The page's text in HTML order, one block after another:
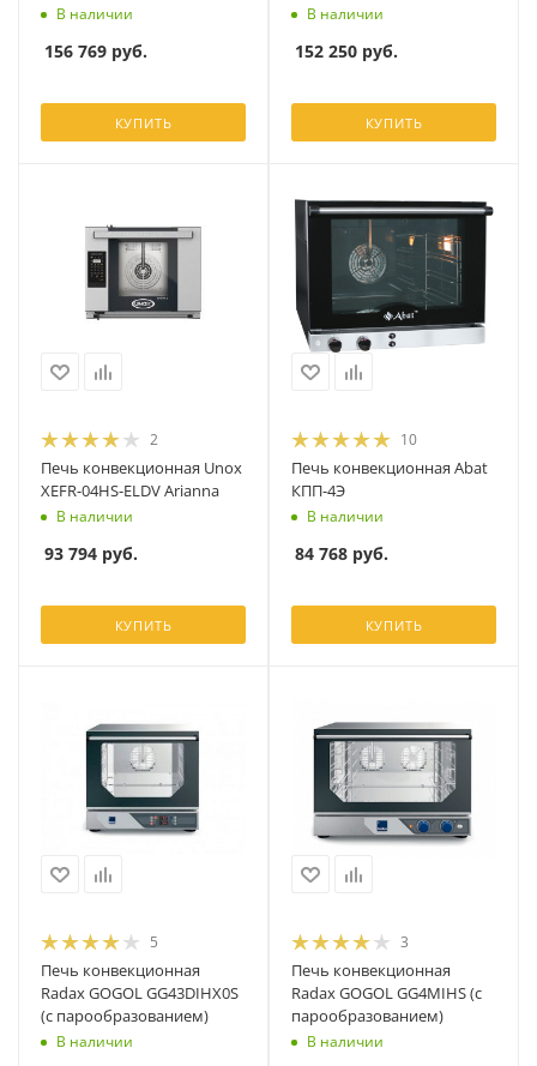
В наличии
156 769 руб.
КУПИТЬ
В наличии
152 250 руб.
КУПИТЬ
2
Печь конвекционная Unox
XEFR-04HS-ELDV Arianna
В наличии
93 794 руб.
КУПИТЬ
10
Печь конвекционная Abat
КПП-4Э
В наличии
84 768 руб.
КУПИТЬ
5
Печь конвекционная
Radax GOGOL GG43DIHX0S
(с парообразованием)
В наличии
3
Печь конвекционная
Radax GOGOL GG4MIHS (с
парообразованием)
В наличии